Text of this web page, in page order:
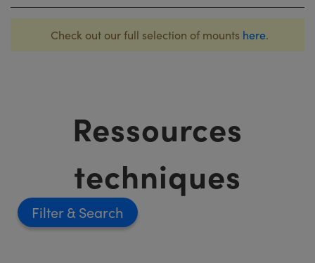
Check out our full selection of mounts here.
Ressources
techniques
Filter